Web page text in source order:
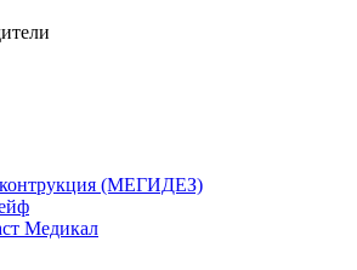
(МЕГИДЕЗ)
Медикал